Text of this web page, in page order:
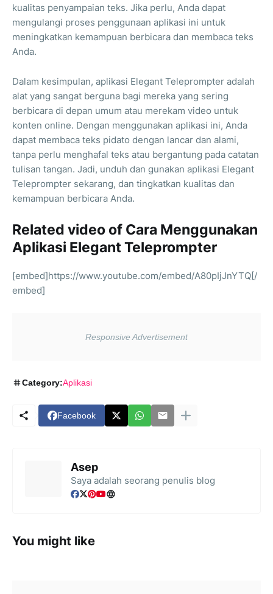
kualitas penyampaian teks. Jika perlu, Anda dapat
mengulangi proses penggunaan aplikasi ini untuk
meningkatkan kemampuan berbicara dan membaca teks
Anda.
Dalam kesimpulan, aplikasi Elegant Teleprompter adalah
alat yang sangat berguna bagi mereka yang sering
berbicara di depan umum atau merekam video untuk
konten online. Dengan menggunakan aplikasi ini, Anda
dapat membaca teks pidato dengan lancar dan alami,
tanpa perlu menghafal teks atau bergantung pada catatan
tulisan tangan. Jadi, unduh dan gunakan aplikasi Elegant
Teleprompter sekarang, dan tingkatkan kualitas dan
kemampuan berbicara Anda.
Related video of Cara Menggunakan
Aplikasi Elegant Teleprompter
[embed]https://www.youtube.com/embed/A80pIjJnYTQ[/
embed]
Category:Aplikasi
Facebook
Asep
Saya adalah seorang penulis blog
You might like